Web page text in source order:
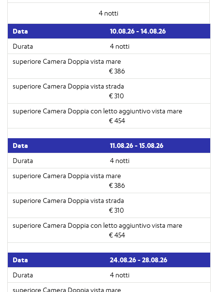
4 notti
10.08.26 - 14.08.26
4 notti
€ 386
€ 310
€ 454
11.08.26 - 15.08.26
4 notti
€ 386
€ 310
€ 454
24.08.26 - 28.08.26
4 notti